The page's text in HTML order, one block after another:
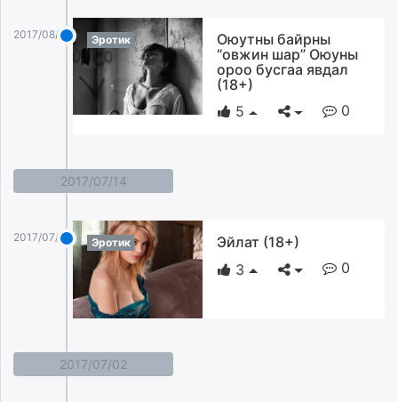
2017/08/06 Эротик
Оюутны байрны
“овжин шар” Оюуны
ороо бусгаа явдал
(18+)
5
0
2017/07/14
2017/07/14 Эротик
Эйлат (18+)
3
0
2017/07/02